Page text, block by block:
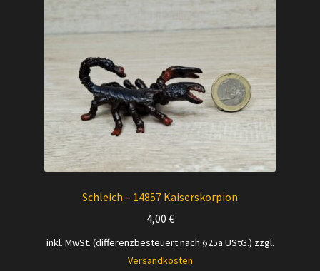
Schleich – 14857 Kaiserskorpion
4,00 €
inkl. MwSt. (differenzbesteuert nach §25a UStG.) zzgl.
Versandkosten